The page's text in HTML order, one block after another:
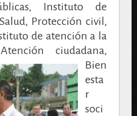
Instituto de
Protección civil,
de atención a la
Atención ciudadana,
Bien
esta
r
soci